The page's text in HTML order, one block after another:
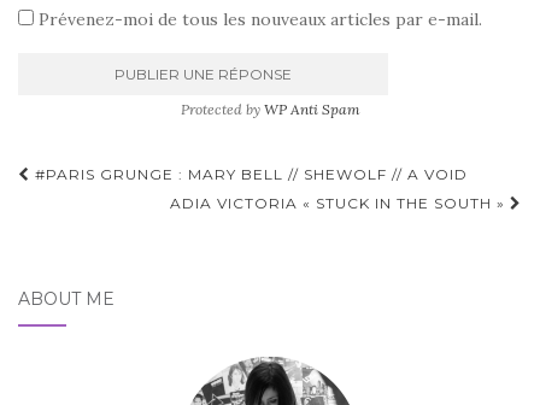
Prévenez-moi de tous les nouveaux articles par e-mail.
Protected by WP Anti Spam
Pagination
#PARIS GRUNGE : MARY BELL // SHEWOLF // A VOID
ADIA VICTORIA « STUCK IN THE SOUTH »
ABOUT ME